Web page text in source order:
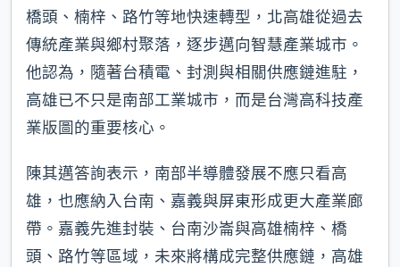
橋頭、楠梓、路竹等地快速轉型，北高雄從過去
傳統產業與鄉村聚落，逐步邁向智慧產業城市。
他認為，隨著台積電、封測與相關供應鏈進駐，
高雄已不只是南部工業城市，而是台灣高科技產
業版圖的重要核心。
陳其邁答詢表示，南部半導體發展不應只看高
雄，也應納入台南、嘉義與屏東形成更大產業廊
帶。嘉義先進封裝、台南沙崙與高雄楠梓、橋
頭、路竹等區域，未來將構成完整供應鏈，高雄